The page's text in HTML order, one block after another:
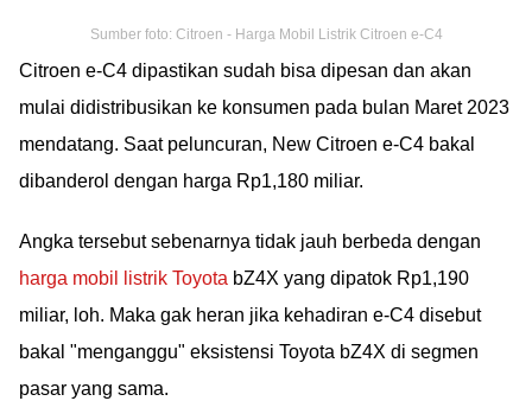
Sumber foto: Citroen - Harga Mobil Listrik Citroen e-C4
Citroen e-C4 dipastikan sudah bisa dipesan dan akan
mulai didistribusikan ke konsumen pada bulan Maret 2023
mendatang. Saat peluncuran, New Citroen e-C4 bakal
dibanderol dengan harga Rp1,180 miliar.
Angka tersebut sebenarnya tidak jauh berbeda dengan
harga mobil listrik Toyota bZ4X yang dipatok Rp1,190
miliar, loh. Maka gak heran jika kehadiran e-C4 disebut
bakal "menganggu" eksistensi Toyota bZ4X di segmen
pasar yang sama.